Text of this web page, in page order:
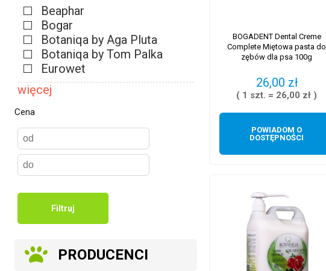
Beaphar
Bogar
Botaniqa by Aga Pluta
Botaniqa by Tom Palka
Eurowet
więcej
Cena
Filtruj
PRODUCENCI
BOGADENT Dental Creme
Complete Miętowa pasta do
zębów dla psa 100g
26,00 zł
( 1 szt. = 26,00 zł )
POWIADOM O
DOSTĘPNOŚCI